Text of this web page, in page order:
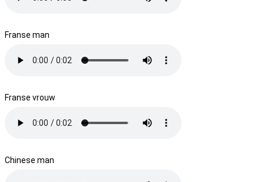
Franse man
Franse vrouw
Chinese man